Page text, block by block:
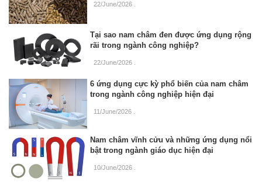
22/June/2026
Tại sao nam châm đen được ứng dụng rộng
rãi trong ngành công nghiệp?
22/June/2026
6 ứng dụng cực kỳ phổ biến của nam châm
trong ngành công nghiệp hiện đại
11/June/2026
Nam châm vĩnh cửu và những ứng dụng nổi
bật trong ngành giáo dục hiện đại
10/June/2026